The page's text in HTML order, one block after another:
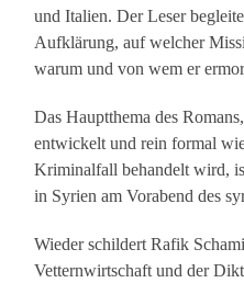
und Italien. Der Leser
Aufklärung, auf welcher
warum und von wem er
Das Hauptthema des
entwickelt und rein formal
Kriminalfall behandelt wird,
in Syrien am Vorabend des
Wieder schildert Rafik
Vetternwirtschaft und der